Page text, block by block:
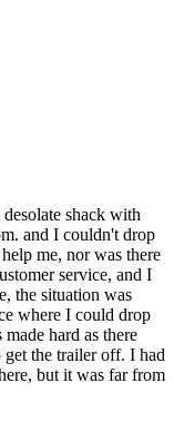
shack with
and I couldn't drop
me, nor was there
service, and I
the situation was
where I could drop
hard as there
the trailer off. I had
but it was far from